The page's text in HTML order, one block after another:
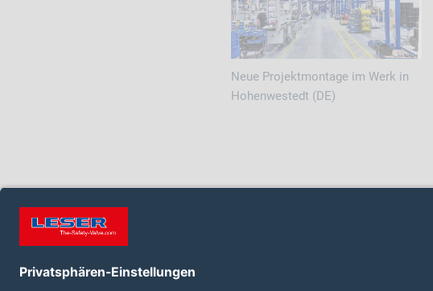
Neue Projektmontage im Werk in
Hohenwestedt (DE)